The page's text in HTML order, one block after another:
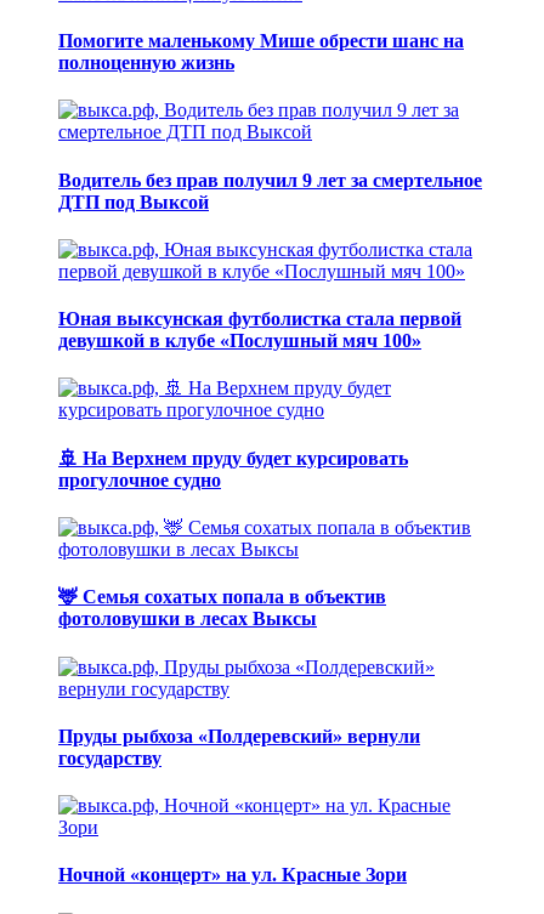
Помогите маленькому Мише обрести шанс на
полноценную жизнь
Водитель без прав получил 9 лет за смертельное
ДТП под Выксой
Юная выксунская футболистка стала первой
девушкой в клубе «Послушный мяч 100»
🚢 На Верхнем пруду будет курсировать
прогулочное судно
🦌 Семья сохатых попала в объектив
фотоловушки в лесах Выксы
Пруды рыбхоза «Полдеревский» вернули
государству
Ночной «концерт» на ул. Красные Зори